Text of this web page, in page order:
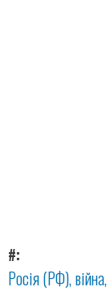
#
Росія (РФ) війна